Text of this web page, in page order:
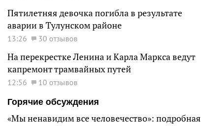
Пятилетняя девочка погибла в результате
аварии в Тулунском районе
13:26 30 отзывов
На перекрестке Ленина и Карла Маркса ведут
капремонт трамвайных путей
12:56
10 отзывов
Горячие обсуждения
«Мы ненавидим все человечество»: подробная